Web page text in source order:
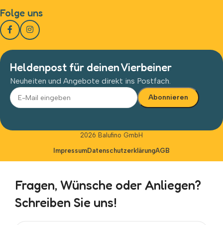
Folge uns
Heldenpost für deinen Vierbeiner
Neuheiten und Angebote direkt ins Postfach.
2026 Balufino GmbH
ImpressumDatenschutzerklärungAGB
Fragen, Wünsche oder Anliegen?
Schreiben Sie uns!